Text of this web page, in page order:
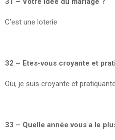
C’est une loterie
32 – Etes-vous croyante et
Oui, je suis croyante et
33 – Quelle année vous a le